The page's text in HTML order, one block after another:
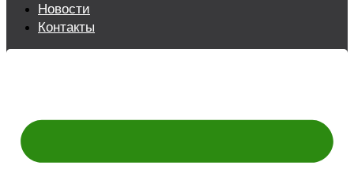
Новости
Контакты